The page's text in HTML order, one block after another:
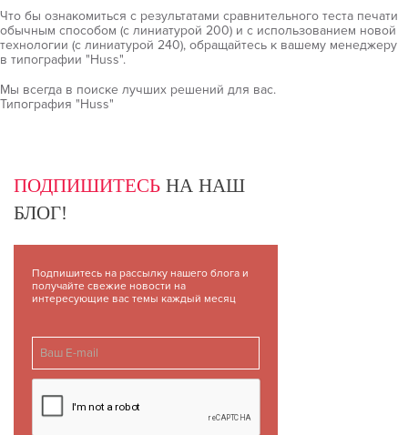
Что бы ознакомиться с результатами сравнительного теста печати
обычным способом (с линиатурой 200) и с использованием новой
технологии (с линиатурой 240), обращайтесь к вашему менеджеру
в типографии "Huss".
Мы всегда в поиске лучших решений для вас.
Типография "Huss"
ПОДПИШИТЕСЬ НА НАШ
БЛОГ!
Подпишитесь на рассылку нашего блога и
получайте свежие новости на
интересующие вас темы каждый месяц